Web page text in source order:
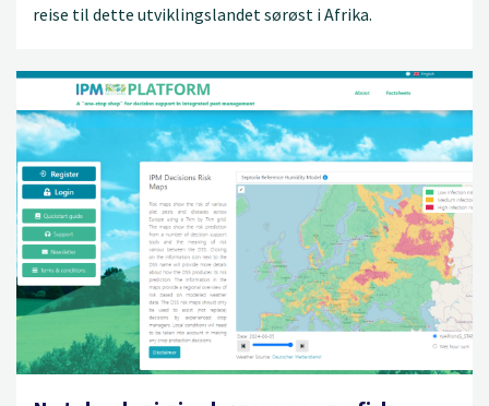
reise til dette utviklingslandet sørøst i Afrika.